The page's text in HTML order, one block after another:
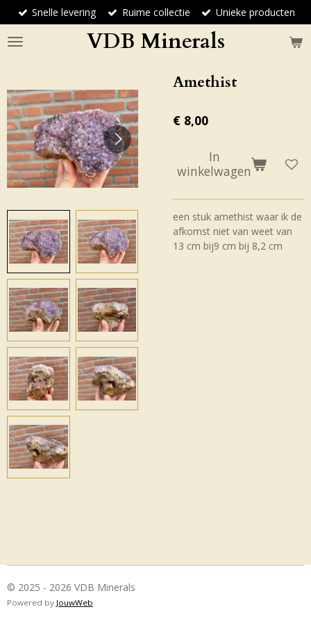
Ga
direct
naar
VDB Minerals
Snelle levering Ruime collectie Unieke producten
Amethist
€ 8,00
In
winkelwagen
een stuk amethist waar ik de
afkomst niet van weet van
13 cm bij9 cm bij 8,2 cm
© 2025 - 2026 VDB Minerals
Powered by JouwWeb